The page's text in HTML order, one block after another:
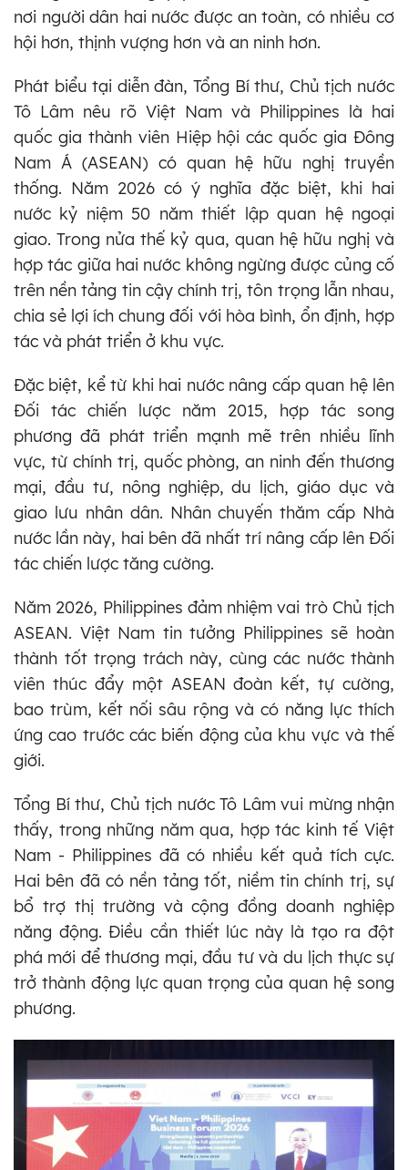
nơi người dân hai nước được an toàn, có nhiều cơ
hội hơn, thịnh vượng hơn và an ninh hơn.
Phát biểu tại diễn đàn, Tổng Bí thư, Chủ tịch nước
Tô Lâm nêu rõ Việt Nam và Philippines là hai
quốc gia thành viên Hiệp hội các quốc gia Đông
Nam Á (ASEAN) có quan hệ hữu nghị truyền
thống. Năm 2026 có ý nghĩa đặc biệt, khi hai
nước kỷ niệm 50 năm thiết lập quan hệ ngoại
giao. Trong nửa thế kỷ qua, quan hệ hữu nghị và
hợp tác giữa hai nước không ngừng được củng cố
trên nền tảng tin cậy chính trị, tôn trọng lẫn nhau,
chia sẻ lợi ích chung đối với hòa bình, ổn định, hợp
tác và phát triển ở khu vực.
Đặc biệt, kể từ khi hai nước nâng cấp quan hệ lên
Đối tác chiến lược năm 2015, hợp tác song
phương đã phát triển mạnh mẽ trên nhiều lĩnh
vực, từ chính trị, quốc phòng, an ninh đến thương
mại, đầu tư, nông nghiệp, du lịch, giáo dục và
giao lưu nhân dân. Nhân chuyến thăm cấp Nhà
nước lần này, hai bên đã nhất trí nâng cấp lên Đối
tác chiến lược tăng cường.
Năm 2026, Philippines đảm nhiệm vai trò Chủ tịch
ASEAN. Việt Nam tin tưởng Philippines sẽ hoàn
thành tốt trọng trách này, cùng các nước thành
viên thúc đẩy một ASEAN đoàn kết, tự cường,
bao trùm, kết nối sâu rộng và có năng lực thích
ứng cao trước các biến động của khu vực và thế
giới.
Tổng Bí thư, Chủ tịch nước Tô Lâm vui mừng nhận
thấy, trong những năm qua, hợp tác kinh tế Việt
Nam - Philippines đã có nhiều kết quả tích cực.
Hai bên đã có nền tảng tốt, niềm tin chính trị, sự
bổ trợ thị trường và cộng đồng doanh nghiệp
năng động. Điều cần thiết lúc này là tạo ra đột
phá mới để thương mại, đầu tư và du lịch thực sự
trở thành động lực quan trọng của quan hệ song
phương.